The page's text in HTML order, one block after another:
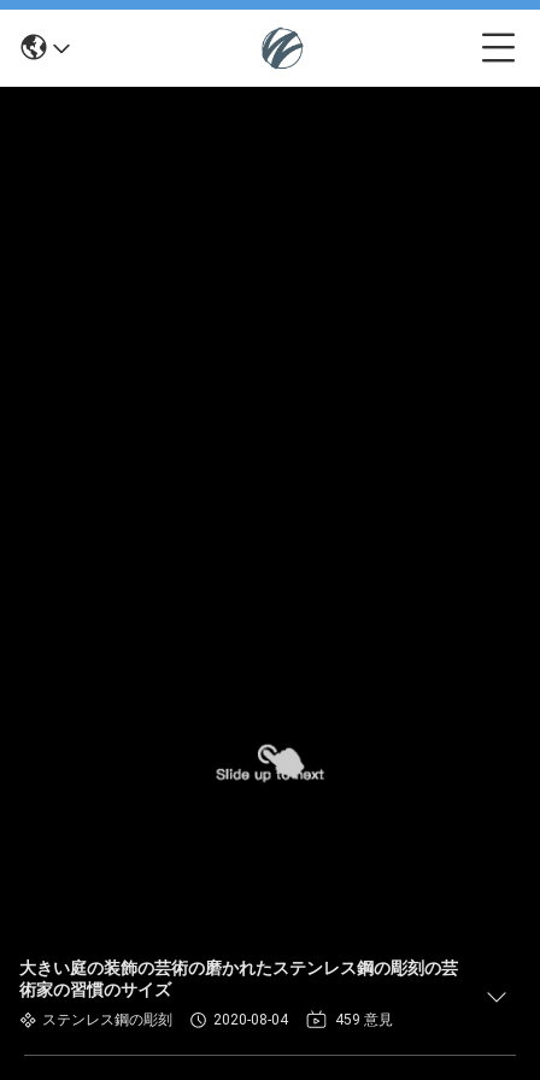
大きい庭の装飾の芸術の磨かれたステンレス鋼の彫刻の芸
術家の習慣のサイズ
ステンレス鋼の彫刻 2020-08-04 459 意見